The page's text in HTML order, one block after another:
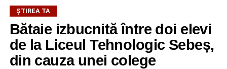
ŞTIREA TA
Bătaie izbucnită între doi elevi
de la Liceul Tehnologic Sebeș,
din cauza unei colege